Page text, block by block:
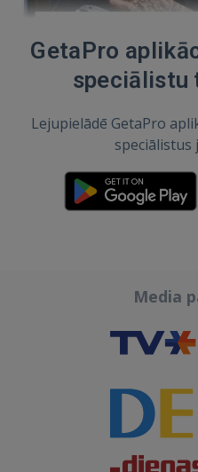
GetaPro
speciālistu
Lejupielādē GetaPro
speciālistus
Media